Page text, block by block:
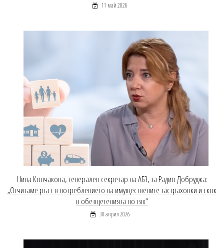
11 май 2026
Нина Колчакова, генерален секретар на АБЗ, за Радио Добруджа:
„Отчитаме ръст в потреблението на имуществените застраховки и скок
в обезщетенията по тях“
30 април 2026